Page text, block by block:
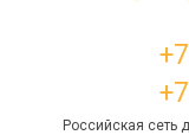
Российская сеть